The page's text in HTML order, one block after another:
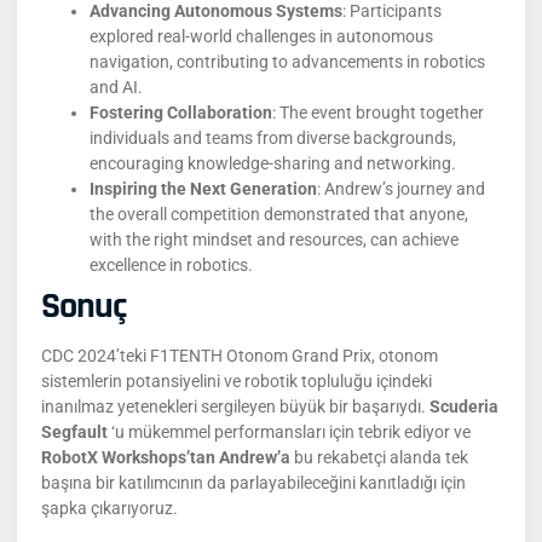
Advancing Autonomous Systems: Participants
explored real-world challenges in autonomous
navigation, contributing to advancements in robotics
and AI.
Fostering Collaboration: The event brought together
individuals and teams from diverse backgrounds,
encouraging knowledge-sharing and networking.
Inspiring the Next Generation: Andrew’s journey and
the overall competition demonstrated that anyone,
with the right mindset and resources, can achieve
excellence in robotics.
Sonuç
CDC 2024’teki F1TENTH Otonom Grand Prix, otonom
sistemlerin potansiyelini ve robotik topluluğu içindeki
inanılmaz yetenekleri sergileyen büyük bir başarıydı. Scuderia
Segfault‘u mükemmel performansları için tebrik ediyor ve
RobotX Workshops’tan Andrew’a bu rekabetçi alanda tek
başına bir katılımcının da parlayabileceğini kanıtladığı için
şapka çıkarıyoruz.